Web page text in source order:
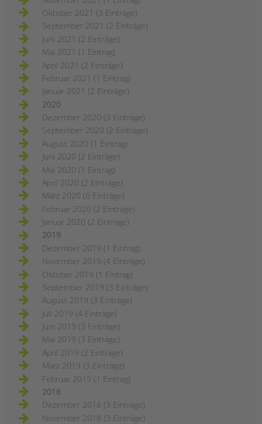
Oktober 2021 (3 Einträge)
September 2021 (2 Einträge)
Juni 2021 (2 Einträge)
Mai 2021 (1 Eintrag)
April 2021 (2 Einträge)
Februar 2021 (1 Eintrag)
Januar 2021 (2 Einträge)
2020
Dezember 2020 (3 Einträge)
September 2020 (2 Einträge)
August 2020 (1 Eintrag)
Juni 2020 (2 Einträge)
Mai 2020 (1 Eintrag)
April 2020 (2 Einträge)
März 2020 (6 Einträge)
Februar 2020 (2 Einträge)
Januar 2020 (2 Einträge)
2019
Dezember 2019 (1 Eintrag)
November 2019 (4 Einträge)
Oktober 2019 (1 Eintrag)
September 2019 (3 Einträge)
August 2019 (3 Einträge)
Juli 2019 (4 Einträge)
Juni 2019 (3 Einträge)
Mai 2019 (3 Einträge)
April 2019 (2 Einträge)
März 2019 (3 Einträge)
Februar 2019 (1 Eintrag)
2018
Dezember 2018 (3 Einträge)
November 2018 (3 Einträge)